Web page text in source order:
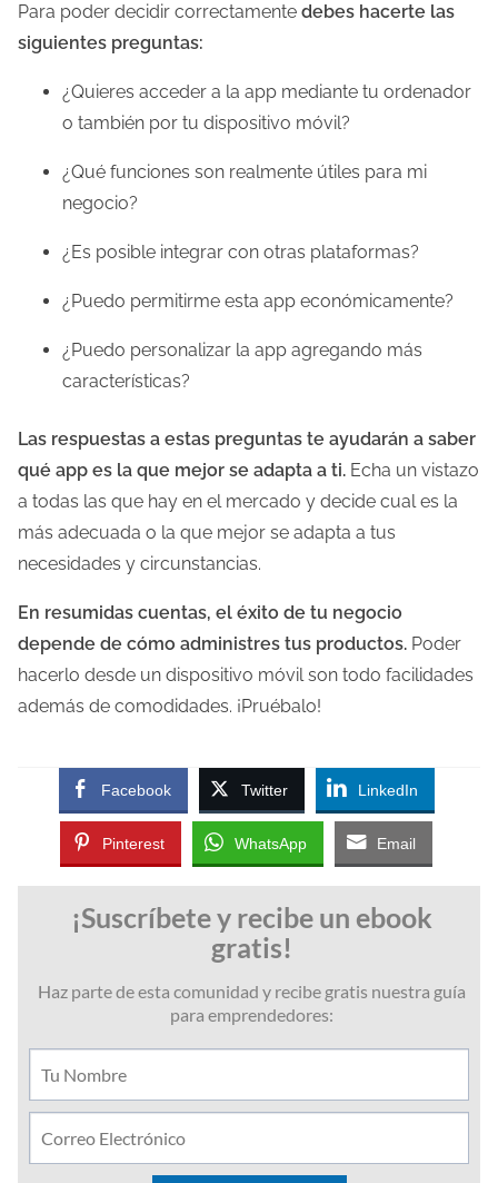
Para poder decidir correctamente debes hacerte las
siguientes preguntas:
¿Quieres acceder a la app mediante tu ordenador
o también por tu dispositivo móvil?
¿Qué funciones son realmente útiles para mi
negocio?
¿Es posible integrar con otras plataformas?
¿Puedo permitirme esta app económicamente?
¿Puedo personalizar la app agregando más
características?
Las respuestas a estas preguntas te ayudarán a saber
qué app es la que mejor se adapta a ti. Echa un vistazo
a todas las que hay en el mercado y decide cual es la
más adecuada o la que mejor se adapta a tus
necesidades y circunstancias.
En resumidas cuentas, el éxito de tu negocio
depende de cómo administres tus productos. Poder
hacerlo desde un dispositivo móvil son todo facilidades
además de comodidades. ¡Pruébalo!
Facebook Twitter LinkedIn
Pinterest WhatsApp Email